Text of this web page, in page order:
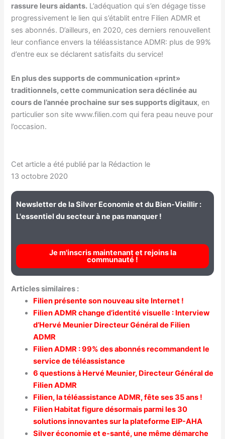
rassure leurs aidants. L’adéquation qui s’en dégage tisse
progressivement le lien qui s’établit entre Filien ADMR et
ses abonnés. D’ailleurs, en 2020, ces derniers renouvellent
leur confiance envers la téléassistance ADMR: plus de 99%
d’entre eux se déclarent satisfaits du service!
En plus des supports de communication «print»
traditionnels, cette communication sera déclinée au
cours de l’année prochaine sur ses supports digitaux, en
particulier son site www.filien.com qui fera peau neuve pour
l’occasion.
Cet article a été publié par la Rédaction le
13 octobre 2020
Newsletter de la Silver Economie et du Bien-Vieillir :
L'essentiel du secteur à ne pas manquer !
Je m'inscris maintenant et rejoins la
communauté !
Articles similaires :
Filien présente son nouveau site Internet !
Filien ADMR change d’identité visuelle : Interview
d’Hervé Meunier Directeur Général de Filien
ADMR
Filien ADMR : 99% des abonnés recommandent le
service de téléassistance
6 questions à Hervé Meunier, Directeur Général de
Filien ADMR
Filien, la téléassistance ADMR, fête ses 35 ans !
Filien Habitat figure désormais parmi les 30
solutions innovantes sur la plateforme EIP-AHA
Silver économie et e-santé, une même démarche